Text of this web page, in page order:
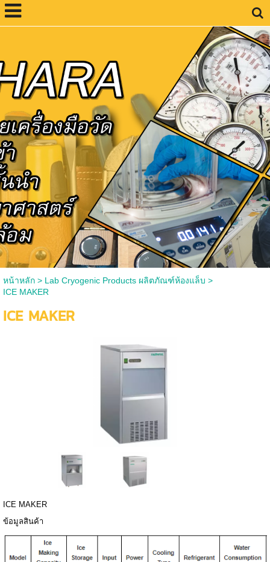
หน้าหลัก> Lab Cryogenic Products ผลิตภัณฑ์ห้องแล็บ >
ICE MAKER
ICE MAKER
ICE MAKER
ข้อมูลสินค้า